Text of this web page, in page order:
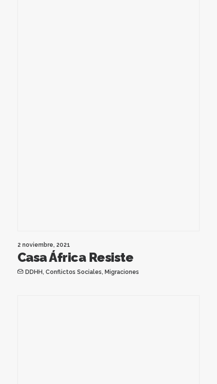
2 noviembre, 2021
Casa África Resiste
DDHH, Conflictos Sociales, Migraciones